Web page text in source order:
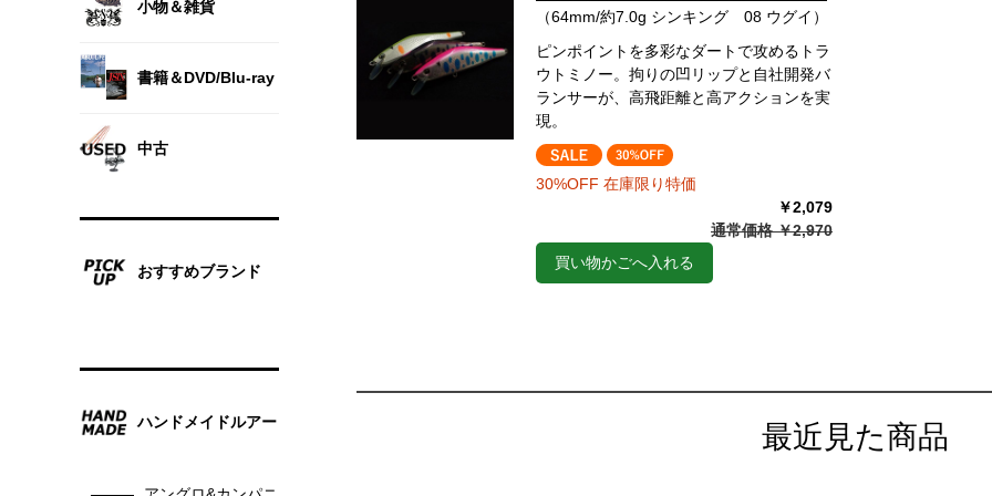
小物＆雑貨
書籍＆DVD/Blu-ray
中古
おすすめブランド
ハンドメイドルアー
（64mm/約7.0g シンキング 08 ウグイ）
ピンポイントを多彩なダートで攻めるトラ
ウトミノー。拘りの凹リップと自社開発バ
ランサーが、高飛距離と高アクションを実
現。
30%OFF 在庫限り特価
￥2,079
通常価格 ￥2,970
買い物かごへ入れる
最近見た商品